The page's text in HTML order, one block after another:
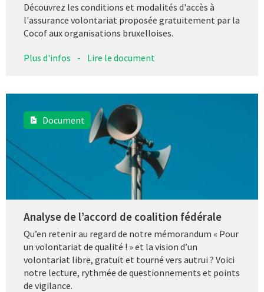
Découvrez les conditions et modalités d'accès à
l'assurance volontariat proposée gratuitement par la
Cocof aux organisations bruxelloises.
Plus d'infos - Lire le document
Document
Analyse de l’accord de coalition fédérale
Qu’en retenir au regard de notre mémorandum « Pour
un volontariat de qualité ! » et la vision d’un
volontariat libre, gratuit et tourné vers autrui ? Voici
notre lecture, rythmée de questionnements et points
de vigilance.